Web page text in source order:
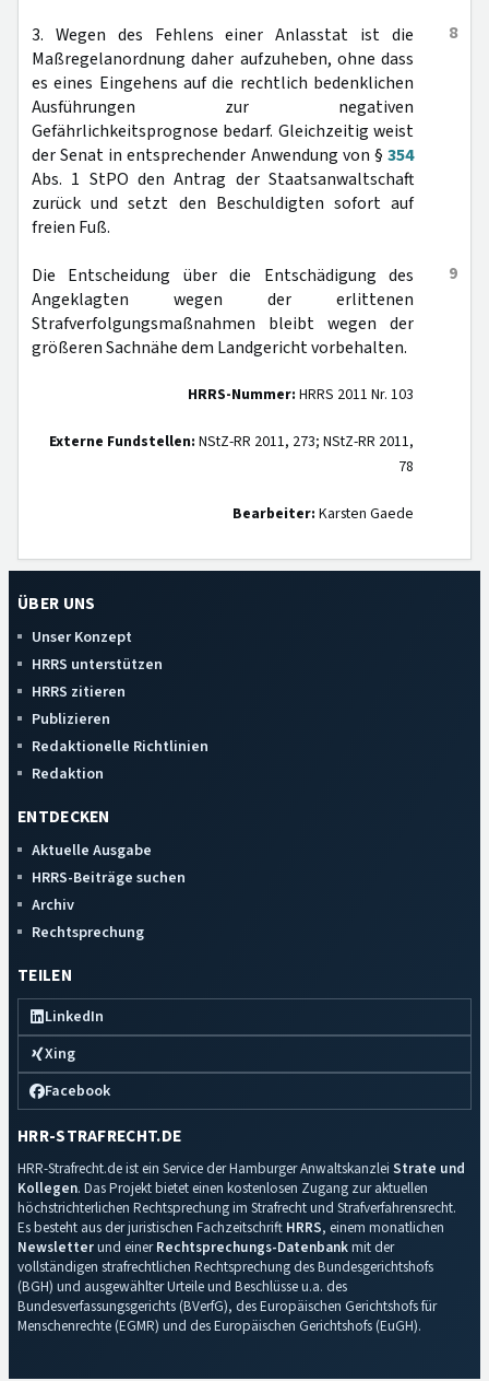
8
3. Wegen des Fehlens einer Anlasstat ist die
Maßregelanordnung daher aufzuheben, ohne dass
es eines Eingehens auf die rechtlich bedenklichen
Ausführungen zur negativen
Gefährlichkeitsprognose bedarf. Gleichzeitig weist
der Senat in entsprechender Anwendung von § 354
Abs. 1 StPO den Antrag der Staatsanwaltschaft
zurück und setzt den Beschuldigten sofort auf
freien Fuß.
9
Die Entscheidung über die Entschädigung des
Angeklagten wegen der erlittenen
Strafverfolgungsmaßnahmen bleibt wegen der
größeren Sachnähe dem Landgericht vorbehalten.
HRRS-Nummer: HRRS 2011 Nr. 103
Externe Fundstellen: NStZ-RR 2011, 273; NStZ-RR 2011,
78
Bearbeiter: Karsten Gaede
ÜBER UNS
Unser Konzept
HRRS unterstützen
HRRS zitieren
Publizieren
Redaktionelle Richtlinien
Redaktion
ENTDECKEN
Aktuelle Ausgabe
HRRS-Beiträge suchen
Archiv
Rechtsprechung
TEILEN
LinkedIn
Xing
Facebook
HRR-STRAFRECHT.DE
HRR-Strafrecht.de ist ein Service der Hamburger Anwaltskanzlei Strate und
Kollegen. Das Projekt bietet einen kostenlosen Zugang zur aktuellen
höchstrichterlichen Rechtsprechung im Strafrecht und Strafverfahrensrecht.
Es besteht aus der juristischen Fachzeitschrift HRRS, einem monatlichen
Newsletterund einerRechtsprechungs-Datenbankmit der
vollständigen strafrechtlichen Rechtsprechung des Bundesgerichtshofs
(BGH) und ausgewählter Urteile und Beschlüsse u.a. des
Bundesverfassungsgerichts (BVerfG), des Europäischen Gerichtshofs für
Menschenrechte (EGMR) und des Europäischen Gerichtshofs (EuGH).